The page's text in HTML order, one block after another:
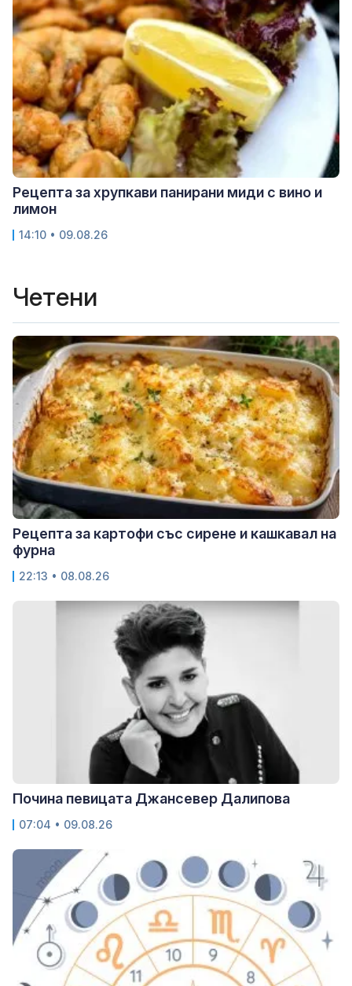
Рецепта за хрупкави панирани миди с вино и
лимон
14:10 • 09.08.26
Четени
Рецепта за картофи със сирене и кашкавал на
фурна
22:13 • 08.08.26
Почина певицата Джансевер Далипова
07:04 • 09.08.26